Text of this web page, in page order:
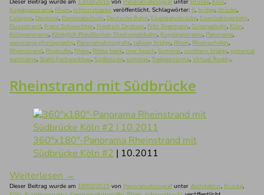
Dieser Beitrag wurde am 13/09/2015 von Panoramafotograf unter Brücke, Köln,
Kugelpanorama, Rhein, schnurstracks veröffentlicht. Schlagwörter: 8, bridge, Brücke,
Cologne, Denkmal, Denkmalschutz, Deutsche Bahn, Eisenbahnbrücke, Eisenbahnverkehr,
Flussstrand, Franz Schwechten, Friedrich Dircksen, Fritz Beermann, Güterverkehr, Köln,
Kölnpanorama, Königlich Preußischen Staatseisenbahn, Kugelpanorama, Panorama,
panorama photography, Panoramafotografie, railway bridge, Rhein, Rheinauhafen,
Rheinstrand, Rheinufer, Rhine, Rhine bank, river beach, Sommer, southern bridge, spherical
panorama, Stahl-Fachwerkbau, Südbrücke, summer, Treppentürme, Virtual Reality.
Rheinstrand mit Südbrücke
360°x180°-Panorama Rheinstrand mit
Südbrücke Köln #2 | 10.2011
Weiterlesen →
Dieser Beitrag wurde am 18/02/2015 von Panoramafotografunter Architektur, Brücke,